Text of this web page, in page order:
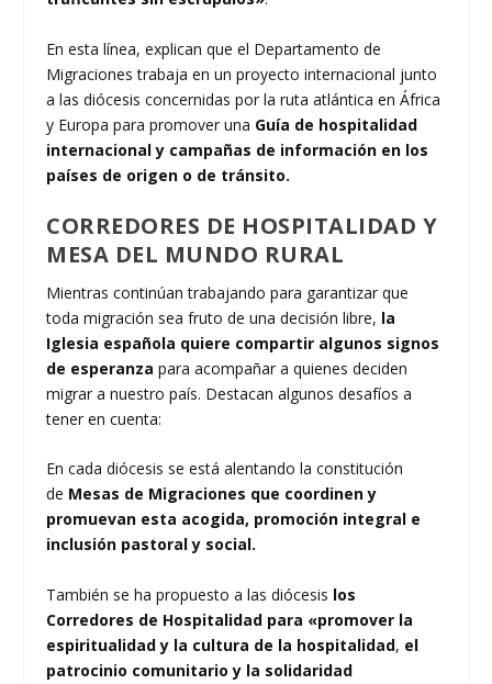
En esta línea, explican que el Departamento de
Migraciones trabaja en un proyecto internacional junto
a las diócesis concernidas por la ruta atlántica en África
y Europa para promover una Guía de hospitalidad
internacional y campañas de información en los
países de origen o de tránsito.
CORREDORES DE HOSPITALIDAD Y
MESA DEL MUNDO RURAL
Mientras continúan trabajando para garantizar que
toda migración sea fruto de una decisión libre, la
Iglesia española quiere compartir algunos signos
de esperanza para acompañar a quienes deciden
migrar a nuestro país. Destacan algunos desafíos a
tener en cuenta:
En cada diócesis se está alentando la constitución
de Mesas de Migraciones que coordinen y
promuevan esta acogida, promoción integral e
inclusión pastoral y social.
También se ha propuesto a las diócesis los
Corredores de Hospitalidad para «promover la
espiritualidad y la cultura de la hospitalidad, el
patrocinio comunitario y la solidaridad